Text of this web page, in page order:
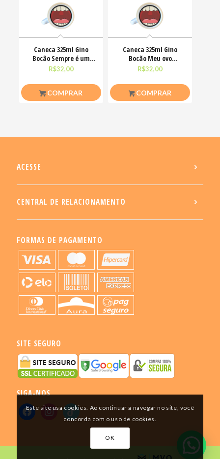
Caneca 325ml Gino
Bocão Sempre é um
bom dia pra me deixar
R$32,00
COMPRAR
Caneca 325ml Gino
Bocão Meu ovo
Engraçadas Meme
R$32,00
COMPRAR
ACESSE
CENTRAL DE RELACIONAMENTO
FORMAS DE PAGAMENTO
SITE SEGURO
SIGA-NOS
Este site usa cookies. Ao continuar a navegar no site, você
concorda com o uso de cookies.
OK